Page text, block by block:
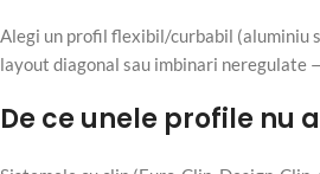
Alegi un profil flexibil/curbabil (aluminiu
layout diagonal sau imbinari neregulate
De ce unele profile nu